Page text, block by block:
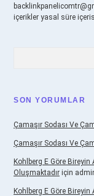
içerikler yasal süre
SON YORUMLAR
Çamaşır Sodası Ve
Çamaşır Sodası Ve
Kohlberg E Göre
Oluşmaktadır için
Kohlberg E Göre